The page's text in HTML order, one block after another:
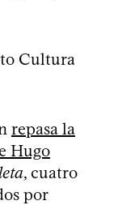
Cultura
repasa la
Hugo
, cuatro
por